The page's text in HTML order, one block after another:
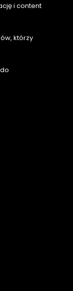
i content
którzy